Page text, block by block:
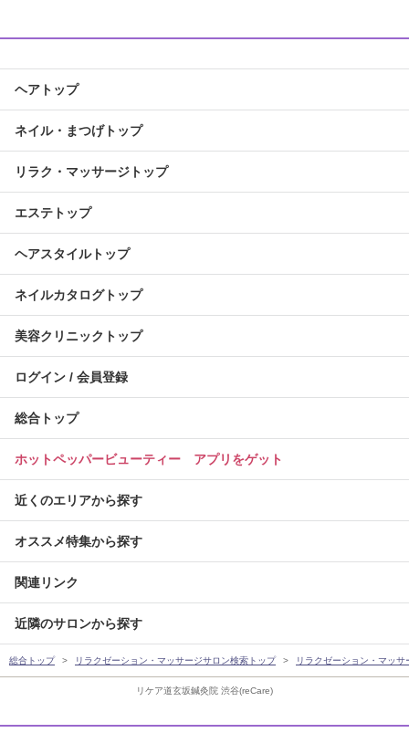
リケア道玄坂鍼灸院 渋谷(reCare)
ヘアトップ
ネイル・まつげトップ
リラク・マッサージトップ
エステトップ
ヘアスタイルトップ
ネイルカタログトップ
美容クリニックトップ
ログイン / 会員登録
総合トップ
ホットペッパービューティー アプリをゲット
近くのエリアから探す
オススメ特集から探す
関連リンク
近隣のサロンから探す
総合トップ リラクゼーション・マッサージサロン検索トップ リラクゼーション・マッ